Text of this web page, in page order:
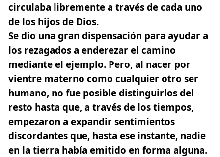
circulaba libremente a través de cada uno
de los hijos de Dios.
Se dio una gran dispensación para ayudar a
los rezagados a enderezar el camino
mediante el ejemplo. Pero, al nacer por
vientre materno como cualquier otro ser
humano, no fue posible distinguirlos del
resto hasta que, a través de los tiempos,
empezaron a expandir sentimientos
discordantes que, hasta ese instante, nadie
en la tierra había emitido en forma alguna.